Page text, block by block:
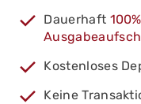
Dauerhaft
Kostenloses
Keine